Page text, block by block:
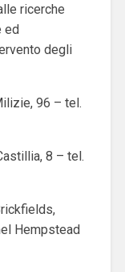
ricerche
ed
degli
96 – tel.
8 – tel.
Hempstead